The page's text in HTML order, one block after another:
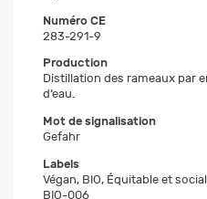
Numéro CE
283-291-9
Production
Distillation des rameaux par
d‘eau.
Mot de signalisation
Gefahr
Labels
Végan, BIO, Équitable et
BIO-006